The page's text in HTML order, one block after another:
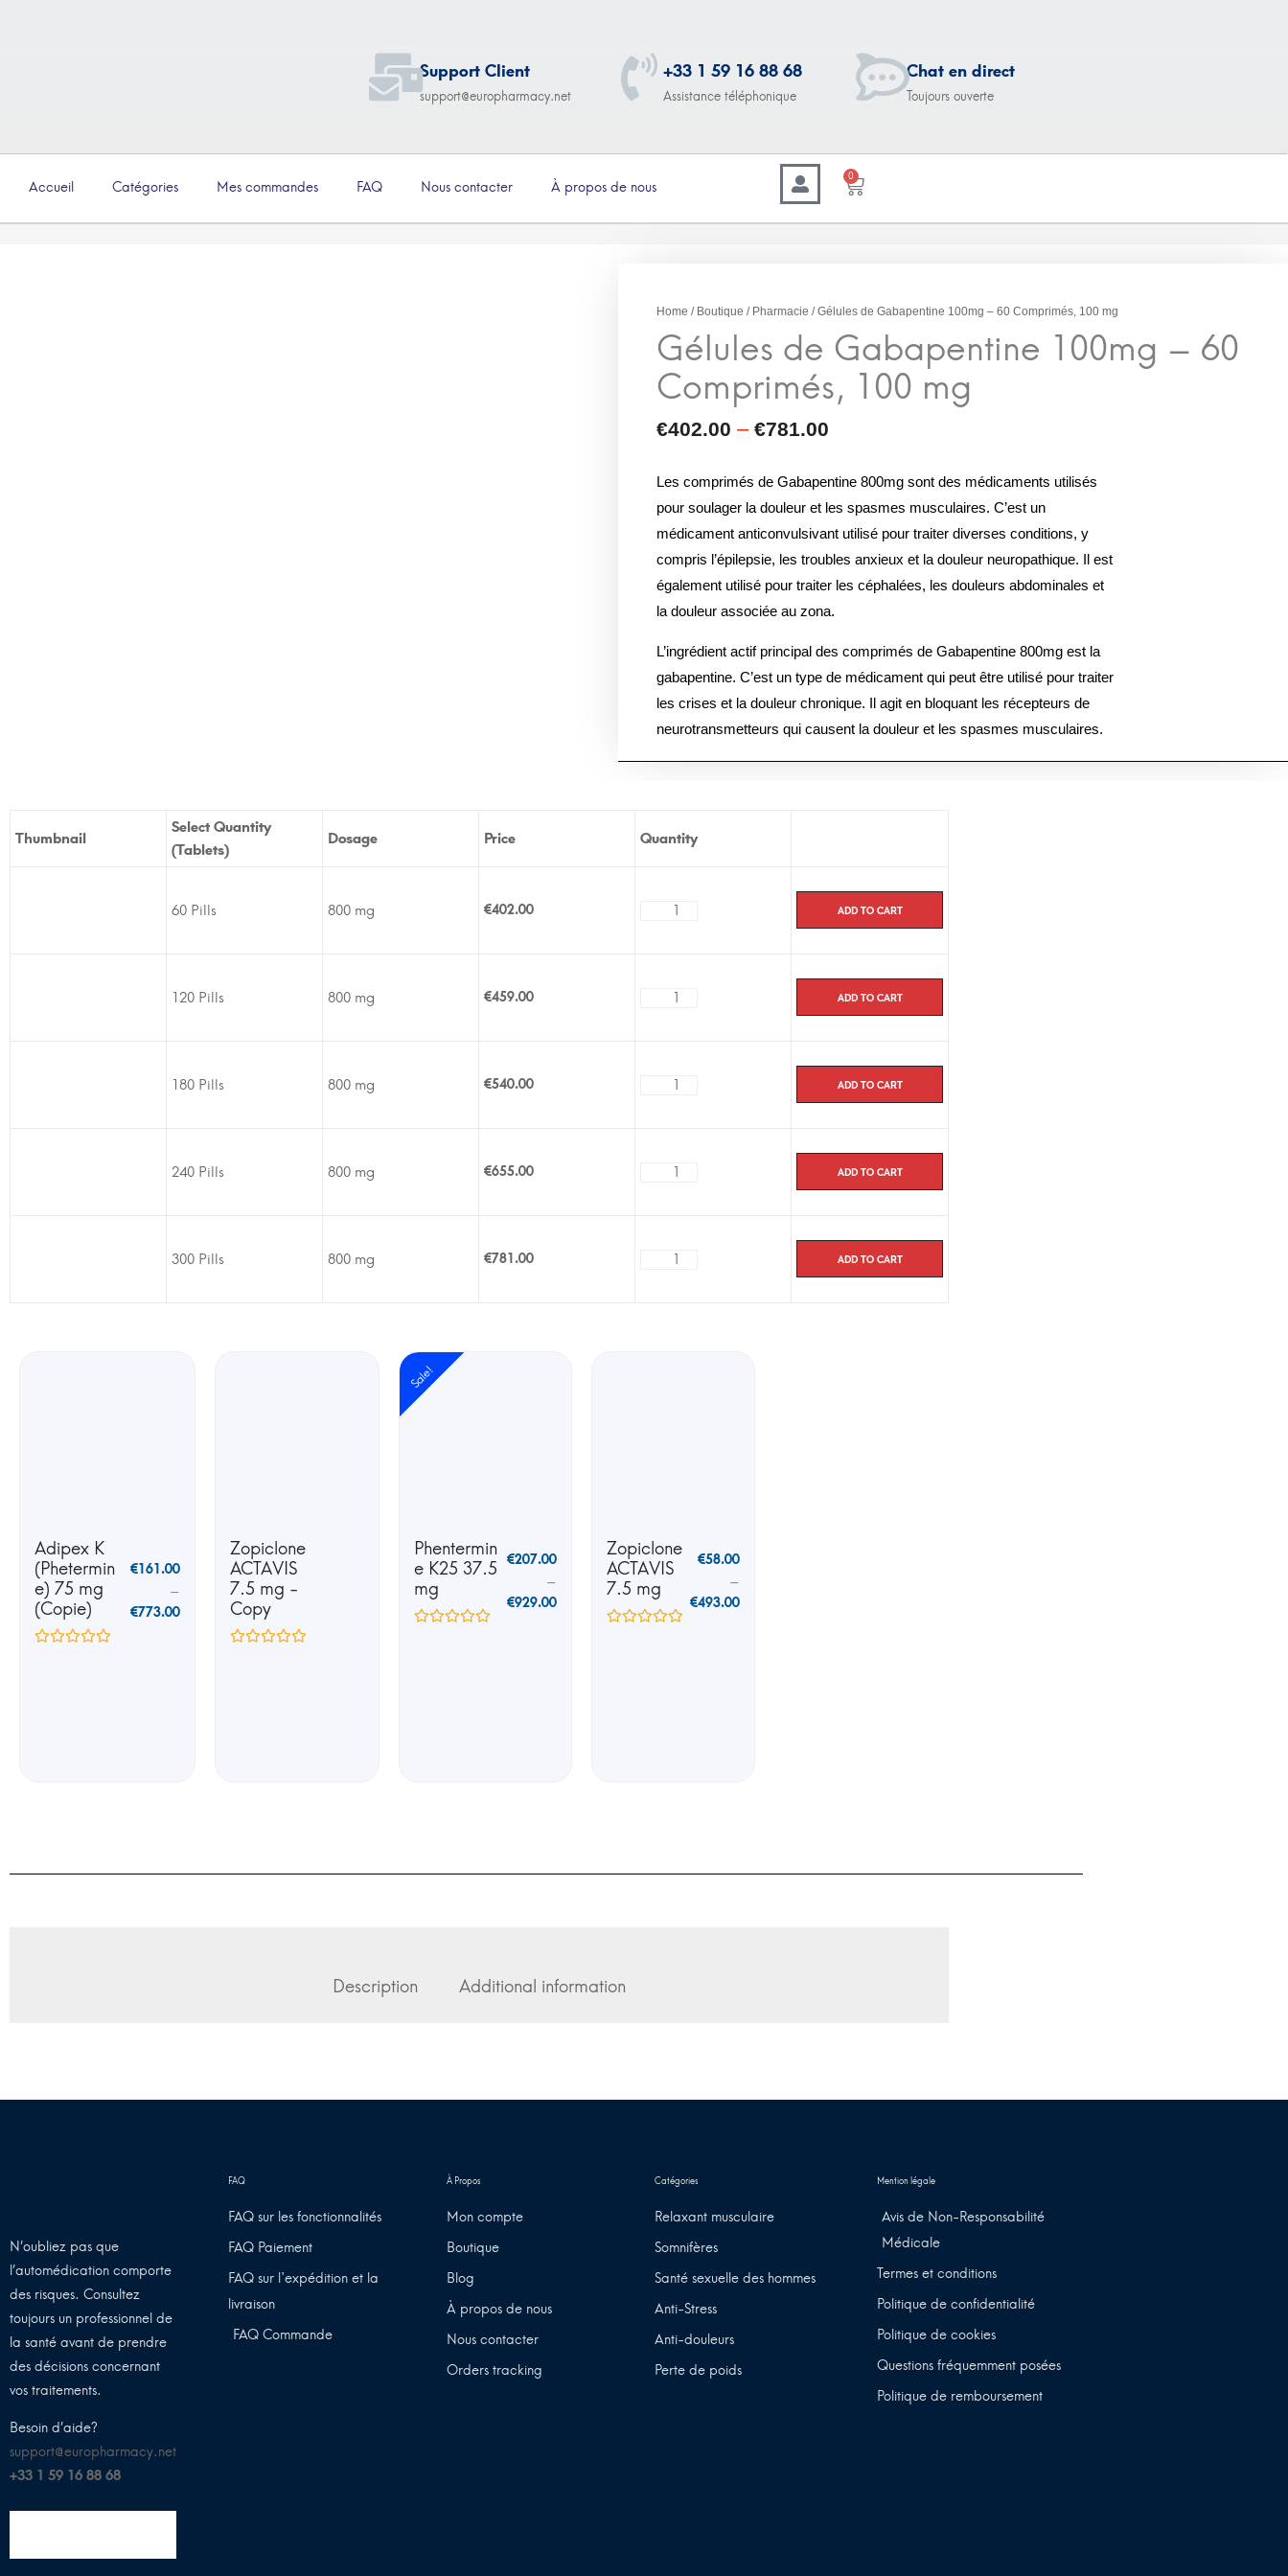
Support Client
support@europharmacy.net
+33 1 59 16 88 68
Assistance téléphonique
Chat en direct
Toujours ouverte
Accueil Catégories Mes commandes FAQ Nous contacter À propos de nous
0
Home / Boutique / Pharmacie / Gélules de Gabapentine 100mg – 60 Comprimés, 100 mg
Comprimés, 100 mg
Les comprimés de Gabapentine 800mg sont des médicaments utilisés
pour soulager la douleur et les spasmes musculaires. C’est un
médicament anticonvulsivant utilisé pour traiter diverses conditions, y
compris l’épilepsie, les troubles anxieux et la douleur neuropathique. Il est
également utilisé pour traiter les céphalées, les douleurs abdominales et
la douleur associée au zona.
L’ingrédient actif principal des comprimés de Gabapentine 800mg est la
gabapentine. C’est un type de médicament qui peut être utilisé pour traiter
les crises et la douleur chronique. Il agit en bloquant les récepteurs de
neurotransmetteurs qui causent la douleur et les spasmes musculaires.
800mg contiennent le même ingrédient actif et sont tout aussi efficaces.
Thumbnail
Select Quantity
(Tablets)
Dosage Price Quantity
60 Pills 800 mg €402.00 Add to cart
120 Pills 800 mg €459.00 Add to cart
180 Pills 800 mg €540.00 Add to cart
240 Pills 800 mg €655.00 Add to cart
300 Pills 800 mg €781.00 Add to cart
Adipex K
(Phetermin
e) 75 mg
(Copie)
€161.00
–
€773.00
Zopiclone
ACTAVIS
7.5 mg -
Copy
Sale!
Phentermin
e K25 37.5
mg
€207.00
–
€929.00
Zopiclone
ACTAVIS
7.5 mg
€58.00
–
€493.00
Description Additional information
N’oubliez pas que
l’automédication comporte
des risques. Consultez
toujours un professionnel de
la santé avant de prendre
des décisions concernant
vos traitements.
Besoin d’aide?
support@europharmacy.net
+33 1 59 16 88 68
FAQ sur les fonctionnalités
FAQ Paiement
FAQ sur l'expédition et la
livraison
FAQ Commande
Mon compte
Boutique
Blog
À propos de nous
Nous contacter
Orders tracking
Relaxant musculaire
Somnifères
Santé sexuelle des hommes
Anti-Stress
Anti-douleurs
Perte de poids
Avis de Non-Responsabilité
Médicale
Termes et conditions
Politique de confidentialité
Politique de cookies
Questions fréquemment posées
Politique de remboursement